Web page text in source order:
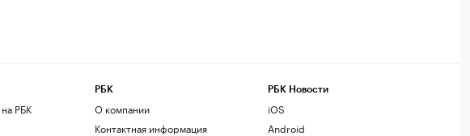
РБК
РБК
О компании
Контактная информация
РБК Новости
iOS
Android